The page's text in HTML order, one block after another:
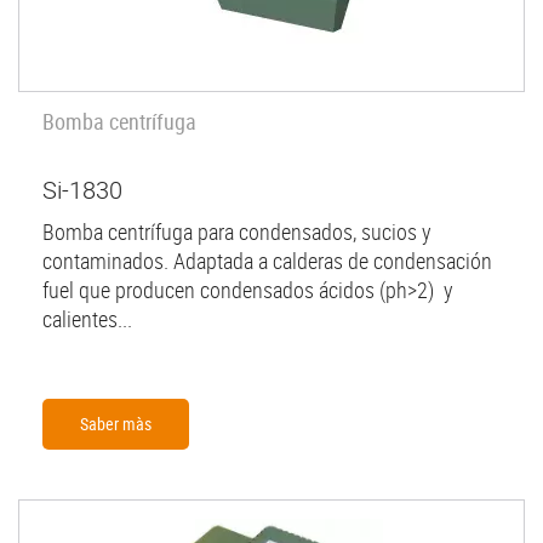
Bomba centrífuga
Si-1830
Bomba centrífuga para condensados, sucios y
contaminados. Adaptada a calderas de condensación
fuel que producen condensados ácidos (ph>2) y
calientes...
Saber màs